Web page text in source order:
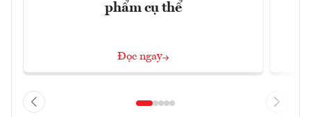
phẩm cụ thể
Đọc ngay